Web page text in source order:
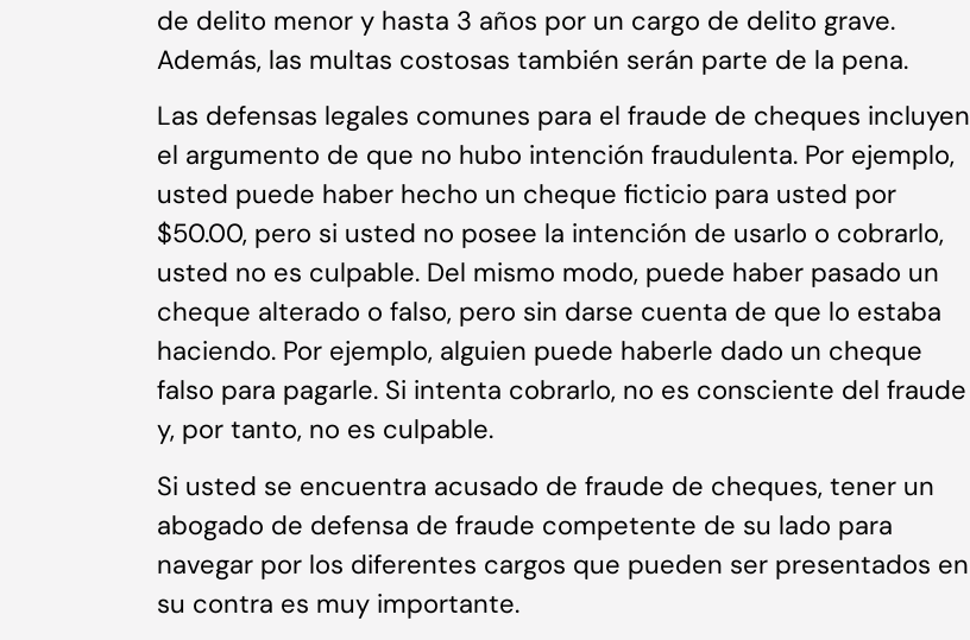
de delito menor y hasta 3 años por un cargo de delito grave.
Además, las multas costosas también serán parte de la pena.
Las defensas legales comunes para el fraude de cheques incluyen
el argumento de que no hubo intención fraudulenta. Por ejemplo,
usted puede haber hecho un cheque ficticio para usted por
$50.00, pero si usted no posee la intención de usarlo o cobrarlo,
usted no es culpable. Del mismo modo, puede haber pasado un
cheque alterado o falso, pero sin darse cuenta de que lo estaba
haciendo. Por ejemplo, alguien puede haberle dado un cheque
falso para pagarle. Si intenta cobrarlo, no es consciente del fraude
y, por tanto, no es culpable.
Si usted se encuentra acusado de fraude de cheques, tener un
abogado de defensa de fraude competente de su lado para
navegar por los diferentes cargos que pueden ser presentados en
su contra es muy importante.